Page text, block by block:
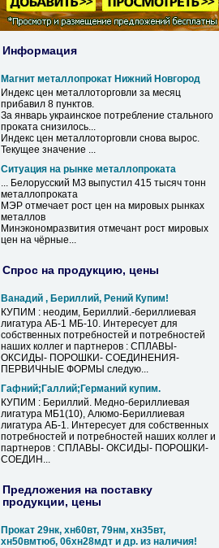
Информация
Магнит металлопрокат Нижний Новгород
Индекс цен металлоторговли за месяц
прибавил 8 пунктов.
За январь украинское потребление стального
проката снизилось...
Индекс цен металлоторговли снова вырос.
Текущее значение ...
Ситуация на рынке металлопроката
... Белорусский МЗ выпустил 415 тысяч тонн
металлопроката
МЭР отмечает рост цен на мировых рынках
металлов
Минэкономразвития отмечант рост мировых
цен на чёрные...
Спрос на продукцию, цены
Ванадий , Бериллий, Рений Купим!
КУПИМ : неодим, Бериллий.-бериллиевая
лигатура АБ-1 МБ-10. Интересует для
собственных потребностей и потребностей
наших коллег и партнеров : СПЛАВЫ-
ОКСИДЫ- ПОРОШКИ- СОЕДИНЕНИЯ-
ПЕРВИЧНЫЕ ФОРМЫ следую...
Гафний;Галлий;Германий купим.
КУПИМ : Бериллий. Медно-бериллиевая
лигатура МБ1(10), Алюмо-Бериллиевая
лигатура АБ-1. Интересует для собственных
потребностей и потребностей наших коллег и
партнеров : СПЛАВЫ- ОКСИДЫ- ПОРОШКИ-
СОЕДИН...
Предложения на поставку
продукции, цены
Прокат 29нк, хн60вт, 79нм, хн35вт,
хн50вмтюб, 06хн28мдт и др. из наличия!